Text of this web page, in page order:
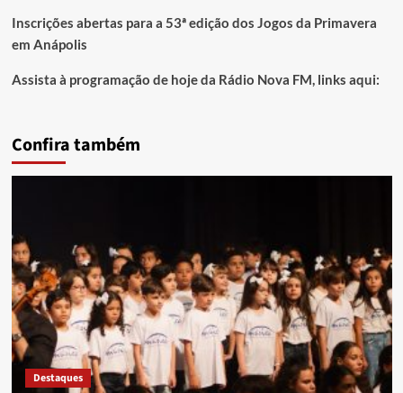
Inscrições abertas para a 53ª edição dos Jogos da Primavera
em Anápolis
Assista à programação de hoje da Rádio Nova FM, links aqui:
Confira também
Destaques